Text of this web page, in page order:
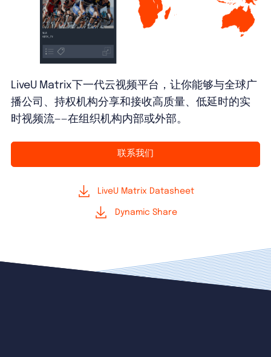
LiveU Matrix下一代云视频平台，让你能够与全球广
播公司、持权机构分享和接收高质量、低延时的实
时视频流——在组织机构内部或外部。
联系我们
LiveU Matrix Datasheet
Dynamic Share